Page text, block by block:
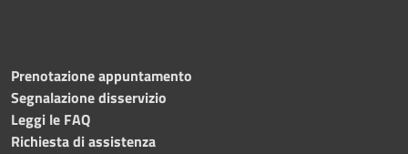
Prenotazione appuntamento
Segnalazione disservizio
Leggi le FAQ
Richiesta di assistenza